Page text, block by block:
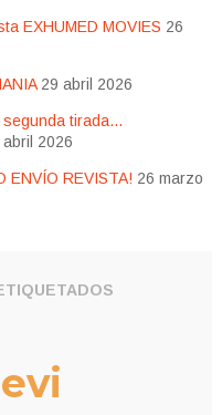
EXHUMED MOVIES 26
29 abril 2026
segunda tirada…
abril 2026
ENVÍO REVISTA! 26 marzo